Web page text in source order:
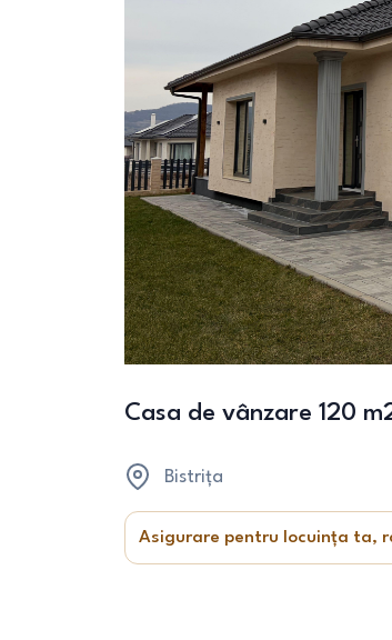
Casa de vânzare 120
Bistrița
Asigurare pentru locuința ta,